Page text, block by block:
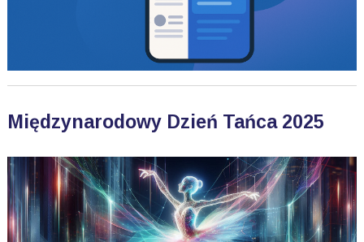
Międzynarodowy Dzień Tańca 2025